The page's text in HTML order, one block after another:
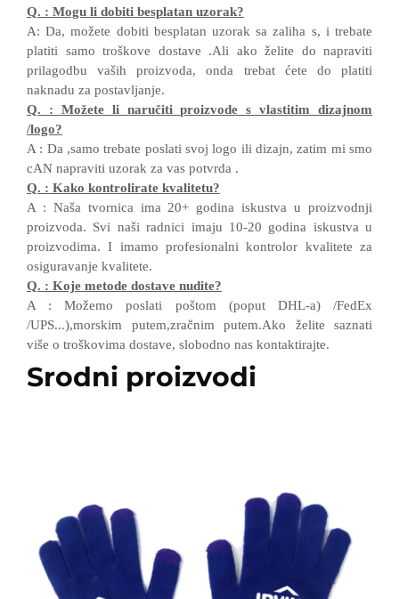
Q. : Mogu li dobiti besplatan uzorak?
A:Da, možete dobiti besplatan uzorak sa zaliha s, itrebate
platiti samo troškove dostave .Ali ako želite do napraviti
prilagodbu vaših proizvoda,onda trebat ćete doplatiti
naknadu za postavljanje.
Q. : Možete li naručiti proizvode s vlastitim dizajnom
/logo?
A : Da ,samo trebate poslati svoj logo ili dizajn, zatim mi smo
cAN napraviti uzorak za vas potvrda .
Q. : Kako kontrolirate kvalitetu?
A : Naša tvornica ima 20+ godina iskustva u proizvodnji
proizvoda. Svi naši radnici imaju 10-20 godina iskustva u
proizvodima.I imamo profesionalni kontrolor kvaliteteza
osiguravanje kvalitete.
Q. : Koje metode dostave nudite?
A :Možemo poslati poštom (poput DHL-a)/FedEx
/UPS...),morskim putem,zračnim putem.Ako želite saznati
više o troškovima dostave, slobodno nas kontaktirajte.
Srodni proizvodi